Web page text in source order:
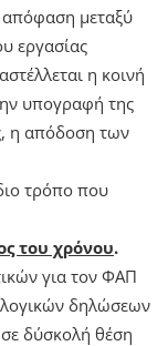
απόφαση μεταξύ
εργασίας
η κοινή
υπογραφή της
η απόδοση των
τρόπο που
του χρόνου.
για τον ΦΑΠ
δηλώσεων
σε δύσκολή θέση